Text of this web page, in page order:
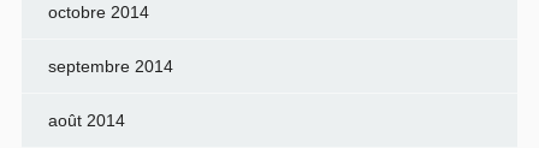
octobre 2014
septembre 2014
août 2014